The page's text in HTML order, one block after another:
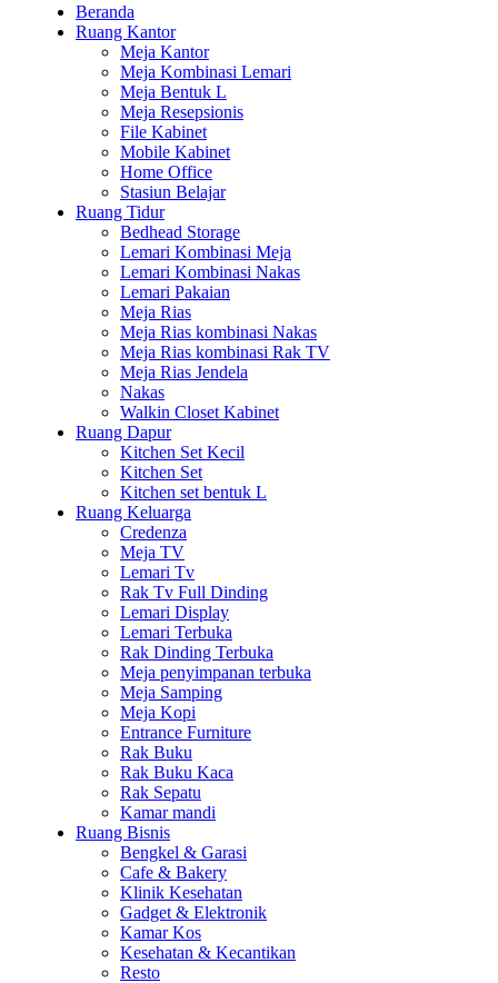
Beranda
Ruang Kantor
Meja Kantor
Meja Kombinasi Lemari
Meja Bentuk L
Meja Resepsionis
File Kabinet
Mobile Kabinet
Home Office
Stasiun Belajar
Ruang Tidur
Bedhead Storage
Lemari Kombinasi Meja
Lemari Kombinasi Nakas
Lemari Pakaian
Meja Rias
Meja Rias kombinasi Nakas
Meja Rias kombinasi Rak TV
Meja Rias Jendela
Nakas
Walkin Closet Kabinet
Ruang Dapur
Kitchen Set Kecil
Kitchen Set
Kitchen set bentuk L
Ruang Keluarga
Credenza
Meja TV
Lemari Tv
Rak Tv Full Dinding
Lemari Display
Lemari Terbuka
Rak Dinding Terbuka
Meja penyimpanan terbuka
Meja Samping
Meja Kopi
Entrance Furniture
Rak Buku
Rak Buku Kaca
Rak Sepatu
Kamar mandi
Ruang Bisnis
Bengkel & Garasi
Cafe & Bakery
Klinik Kesehatan
Gadget & Elektronik
Kamar Kos
Kesehatan & Kecantikan
Resto